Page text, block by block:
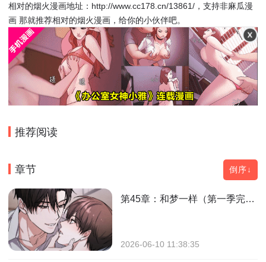
相对的烟火漫画地址：http://www.cc178.cn/13861/，支持非麻瓜漫
画 那就推荐相对的烟火漫画，给你的小伙伴吧。
推荐阅读
章节 倒序↓
第45章：和梦一样（第一季完结）
2026-06-10 11:38:35